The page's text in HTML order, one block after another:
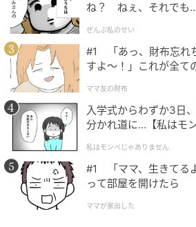
ね？ ねぇ、それでも
ぜんぶ私のせい
#1 「あっ、財布忘れ
すよ〜！」これが全て
ママ友の財布
入学式からわずか3日
分かれ道に…【私はモ
私はモンペじゃありません
#1 「ママ、生きてる
って部屋を開けたら
ママが家出した